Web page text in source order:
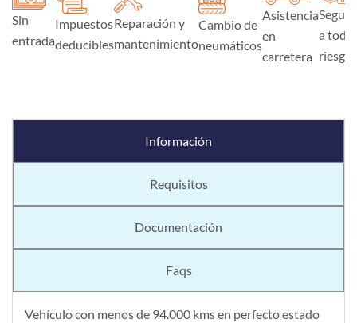
Sin
entrada
Impuestos
deducibles
Reparación y
mantenimiento
Cambio de
neumáticos
Asistencia
en
carretera
Seguro
a todo
riesgo
Información
Requisitos
Documentación
Faqs
Vehículo con menos de 94.000 kms en perfecto estado